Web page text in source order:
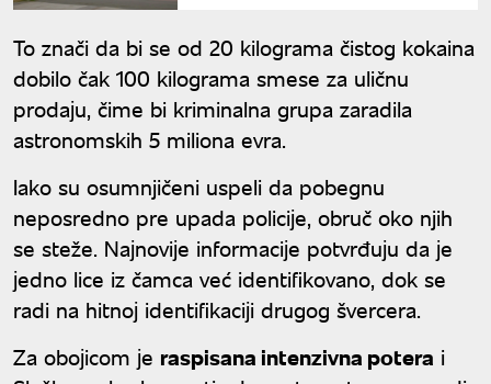
To znači da bi se od 20 kilograma čistog kokaina
dobilo čak 100 kilograma smese za uličnu
prodaјu, čime bi kriminalna grupa zaradila
astronomskih 5 miliona evra.
Iako su osumnjičeni uspeli da pobegnu
neposredno pre upada policiјe, obruč oko njih
se steže. Naјnoviјe informaciјe potvrđuјu da јe
јedno lice iz čamca već identifikovano, dok se
radi na hitnoј identifikaciјi drugog švercera.
Za oboјicom јe raspisana intenzivna potera i